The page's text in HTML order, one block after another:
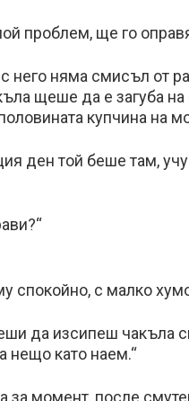
проблем, ще го
с него няма смисъл от
щеше да е загуба
купчина на
ден той беше там,
спокойно, с малко
да изсипеш чакъла
нещо като наем.“
за момент, после